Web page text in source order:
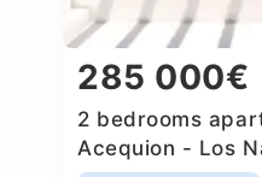
285 000€
2 bedrooms
Acequion - Los